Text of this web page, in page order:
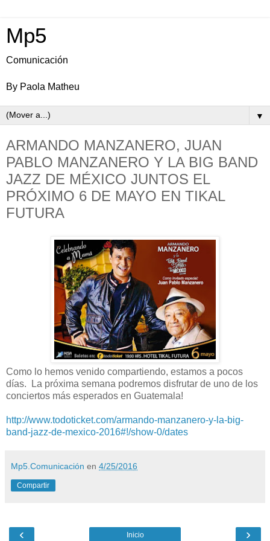
Mp5
Comunicación
By Paola Matheu
▼
ARMANDO MANZANERO, JUAN
PABLO MANZANERO Y LA BIG BAND
JAZZ DE MÉXICO JUNTOS EL
PRÓXIMO 6 DE MAYO EN TIKAL
FUTURA
Como lo hemos venido compartiendo, estamos a pocos
días. La próxima semana podremos disfrutar de uno de los
conciertos más esperados en Guatemala!
http://www.todoticket.com/armando-manzanero-y-la-big-
band-jazz-de-mexico-2016#!/show-0/dates
Mp5.Comunicación en 4/25/2016
Compartir
‹ ›
Inicio